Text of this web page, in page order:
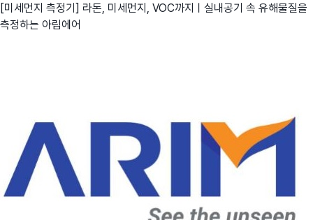
[미세먼지 측정기] 라돈, 미세먼지, VOC까지ㅣ실내공기 속 유해물질을
측정하는 아림에어